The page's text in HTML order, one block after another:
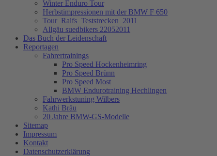
Winter Enduro Tour
Herbstimpressionen mit der BMW F 650
Tour_Ralfs_Teststrecken_2011
Allgäu suedbikers 22052011
Das Buch der Leidenschaft
Reportagen
Fahrertrainings
Pro Speed Hockenheimring
Pro Speed Brünn
Pro Speed Most
BMW Endurotraining Hechlingen
Fahrwerkstuning Wilbers
Kathi Bräu
20 Jahre BMW-GS-Modelle
Sitemap
Impressum
Kontakt
Datenschutzerklärung